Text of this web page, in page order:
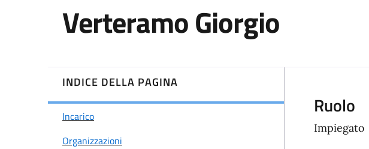
Verteramo Giorgio
INDICE DELLA PAGINA
Incarico
Organizzazioni
Ruolo
Impiegato